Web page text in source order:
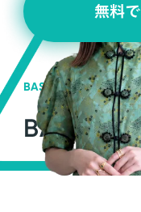
無料
BASEの強み
BASEが